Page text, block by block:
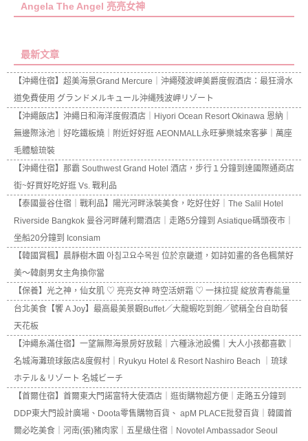
Angela The Angel 亮亮女神
最新文章
【沖繩住宿】超美海景Grand Mercure｜沖繩殘波岬美爵度假酒店：最狂滑水
道免費使用 グランドメルキュール沖縄残波岬リゾート
【沖繩飯店】沖繩日和海洋度假酒店｜Hiyori Ocean Resort Okinawa 恩納｜
無邊際泳池｜好吃鐵板燒｜附近好好逛 AEONMALL永旺夢樂城來客夢｜萬座
毛體驗琉裝
【沖繩住宿】那霸 Southwest Grand Hotel 酒店，步行１分鐘到達國際通商店
街~好買好吃好逛 Vs. 戰利品
【泰國曼谷住宿｜戰利品】陽光河畔泳裝美食，吃好住好｜The Salil Hotel
Riverside Bangkok 曼谷河畔薩利爾酒店｜走路5分鐘到 Asiatique碼頭夜市｜
坐船20分鐘到 Iconsiam
【韓國賞楓】晨靜樹木園 아침고요수목원 位於京畿道，如詩如畫的各色楓葉好
美～韓劇男女主角換你當
【保養】光之神，仙女肌 ♡ 亮亮女神 時空活妍霜 ♡ 一抹拉提 綻放青春能量
台北美食【饗 A Joy】最高最美景觀Buffet／大龍蝦吃到飽／號稱全台自助餐
天花板
【沖繩糸滿住宿】一望無際海景房好放鬆｜六種泳池設備｜大人小孩都喜歡｜
名城海灘琉球飯店&度假村｜Ryukyu Hotel & Resort Nashiro Beach ｜琉球
ホテル＆リゾート 名城ビーチ
【首爾住宿】首爾東大門諾富特大使酒店｜逛街購物超方便｜走路五分鐘到
DDP東大門設計廣場、Doota零售購物百貨、 apM PLACE批發百貨｜韓國首
爾必吃美食｜河南(張)豬肉家｜五星級住宿｜Novotel Ambassador Seoul